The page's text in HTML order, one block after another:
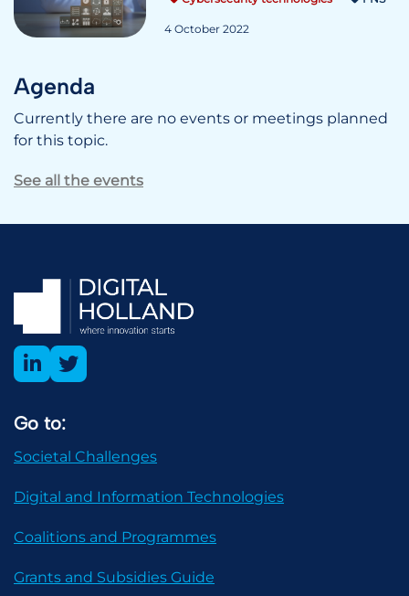
4 October 2022
Agenda
Currently there are no events or meetings planned
for this topic.
See all the events
Go to:
Societal Challenges
Digital and Information Technologies
Coalitions and Programmes
Grants and Subsidies Guide